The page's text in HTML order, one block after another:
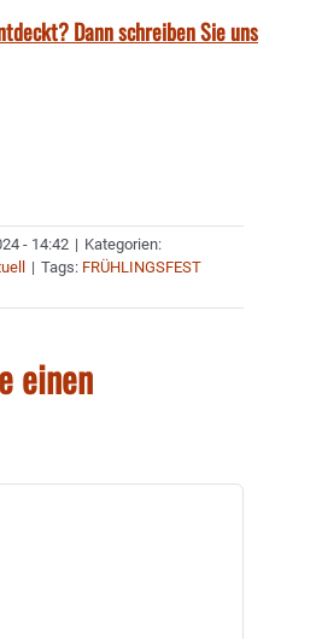
Dann schreiben Sie uns
- 14:42 | Kategorien:
| Tags: FRÜHLINGSFEST
einen